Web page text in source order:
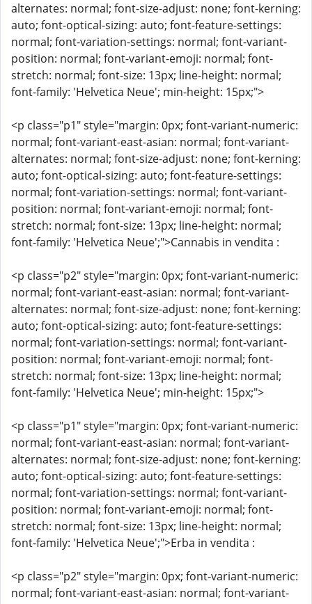
alternates: normal; font-size-adjust: none; font-kerning:
auto; font-optical-sizing: auto; font-feature-settings:
normal; font-variation-settings: normal; font-variant-
position: normal; font-variant-emoji: normal; font-
stretch: normal; font-size: 13px; line-height: normal;
font-family: 'Helvetica Neue'; min-height: 15px;">
<p class="p1" style="margin: 0px; font-variant-numeric:
normal; font-variant-east-asian: normal; font-variant-
alternates: normal; font-size-adjust: none; font-kerning:
auto; font-optical-sizing: auto; font-feature-settings:
normal; font-variation-settings: normal; font-variant-
position: normal; font-variant-emoji: normal; font-
stretch: normal; font-size: 13px; line-height: normal;
font-family: 'Helvetica Neue';">Cannabis in vendita :
<p class="p2" style="margin: 0px; font-variant-numeric:
normal; font-variant-east-asian: normal; font-variant-
alternates: normal; font-size-adjust: none; font-kerning:
auto; font-optical-sizing: auto; font-feature-settings:
normal; font-variation-settings: normal; font-variant-
position: normal; font-variant-emoji: normal; font-
stretch: normal; font-size: 13px; line-height: normal;
font-family: 'Helvetica Neue'; min-height: 15px;">
<p class="p1" style="margin: 0px; font-variant-numeric:
normal; font-variant-east-asian: normal; font-variant-
alternates: normal; font-size-adjust: none; font-kerning:
auto; font-optical-sizing: auto; font-feature-settings:
normal; font-variation-settings: normal; font-variant-
position: normal; font-variant-emoji: normal; font-
stretch: normal; font-size: 13px; line-height: normal;
font-family: 'Helvetica Neue';">Erba in vendita :
<p class="p2" style="margin: 0px; font-variant-numeric:
normal; font-variant-east-asian: normal; font-variant-